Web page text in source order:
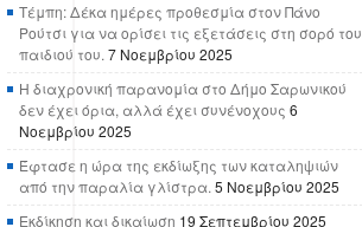
Τέμπη: Δέκα ημέρες προθεσμία στον Πάνο
Ρούτσι για να ορίσει τις εξετάσεις στη σορό του
παιδιού του. 7 Νοεμβρίου 2025
Η διαχρονική παρανομία στο Δήμο Σαρωνικού
δεν έχει όρια, αλλά έχει συνένοχους 6
Νοεμβρίου 2025
Έφτασε η ώρα της εκδίωξης των καταληψιών
από την παραλία γλίστρα. 5 Νοεμβρίου 2025
Εκδίκηση και δικαίωση 19 Σεπτεμβρίου 2025